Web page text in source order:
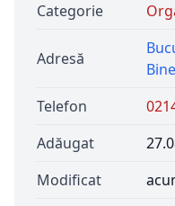
Categorie
Adresă
Telefon
Adăugat
Modificat